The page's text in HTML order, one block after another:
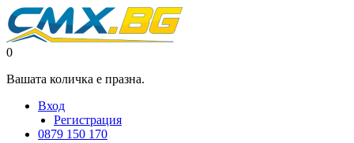
0
Вашата количка е празна.
Вход
Регистрация
0879 150 170